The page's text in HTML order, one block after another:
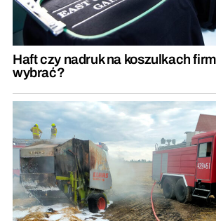
Haft czy nadruk na koszulkach
wybrać?